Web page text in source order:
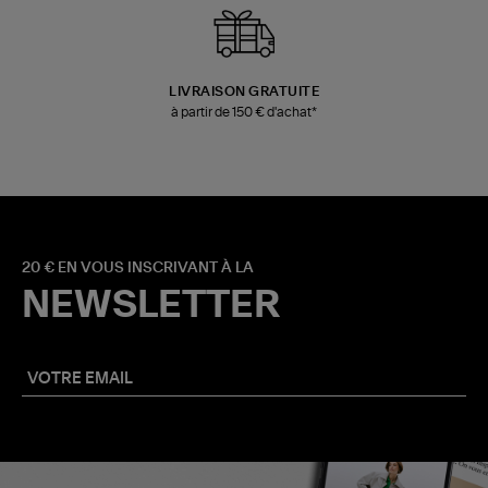
LIVRAISON GRATUITE
à partir de 150 € d'achat*
20 € EN VOUS INSCRIVANT À LA
NEWSLETTER